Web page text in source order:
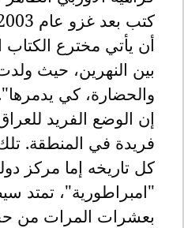
أن يأتي مخترع الكتاب
بين النهرين، حيث
والحضارة، كي
إن الوضع الفريد
فريدة في المنطقة.
كل تاريخه إما مركز
"امبراطورية"، تمتد
بعشرات المرات من